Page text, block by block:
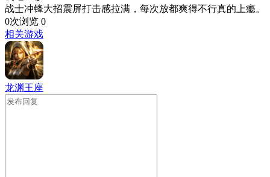
战士冲锋大招震屏打击感拉满，每次放都爽得不行真的上瘾。
0次浏览 0
相关游戏
龙渊王座